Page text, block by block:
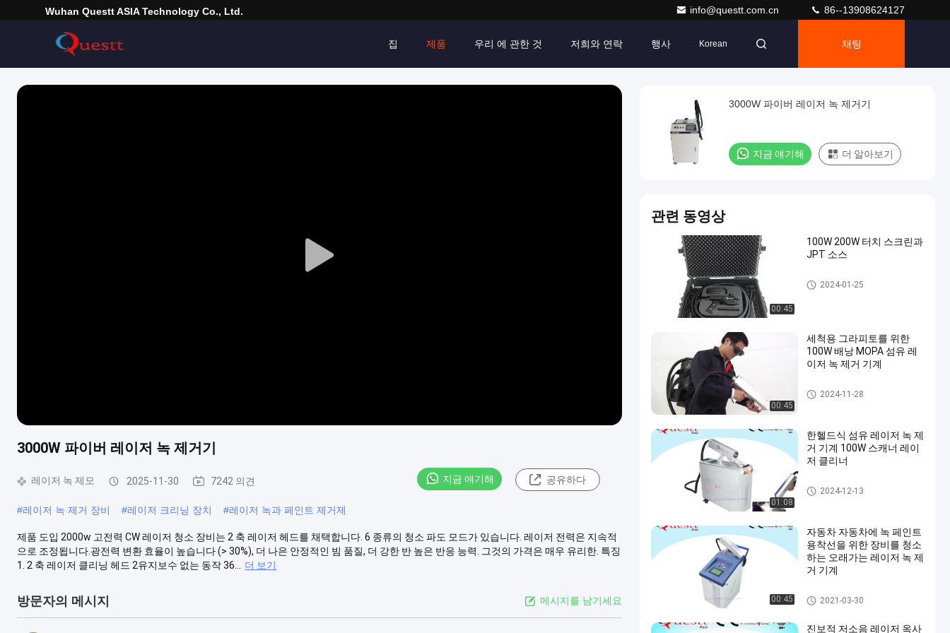
Wuhan Questt ASIA Technology Co., Ltd. info@questt.com.cn 86--13908624127
집 제품 우리 에 관한 것 저희와 연락 행사 Korean 채팅
Play
3000W 파이버 레이저 녹 제거기
레이저 녹 제모 2025-11-30 7242 의견 지금 얘기해 공유하다
#레이저 녹 제거 장비 #레이저 크리닝 장치 #레이저 녹과 페인트 제거제
제품 도입 2000w 고전력 CW 레이저 청소 장비는 2 축 레이저 헤드를 채택합니다. 6 종류의 청소 파도 모드가 있습니다. 레이저 전력은 지속적
으로 조정됩니다.광전력 변환 효율이 높습니다 (> 30%), 더 나은 안정적인 빔 품질, 더 강한 반 높은 반응 능력. 그것의 가격은 매우 유리한. 특징
1. 2 축 레이저 클리닝 헤드 2유지보수 없는 동작 36...
더 보기
방문자의 메시지 메시지를 남기세요
3000W 파이버 레이저 녹 제거기
지금 얘기해 더 알아보기
관련 동영상
00:45
100W 200W 터치 스크린과
JPT 소스
외관 검사 기계
2024-01-25
00:45
세척용 그라피토를 위한
100W 배낭 MOPA 섬유 레
이저 녹 제거 기계
레이저 녹 제모
2024-11-28
01:08
한헬드식 섬유 레이저 녹 제
거 기계 100W 스캐너 레이
저 클리너
레이저 녹 제모
2024-12-13
00:45
자동차 자동차에 녹 페인트
용착선을 위한 장비를 청소
하는 오래가는 레이저 녹 제
거 기계
레이저 녹 제모
2021-03-30
진보적 저소음 레이저 옥사